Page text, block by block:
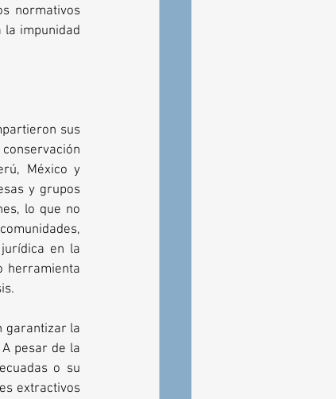
normativos
la impunidad
sus
México y
y grupos
lo que no
en la
herramienta
garantizar la
pesar de la
o su
extractivos